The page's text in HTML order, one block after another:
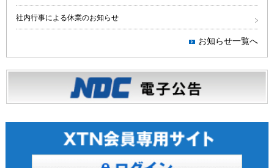
社内行事による休業のお知らせ
お知らせ一覧へ